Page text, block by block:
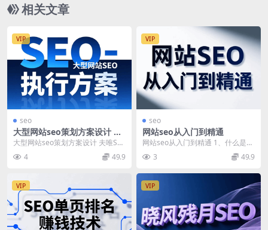
相关文章
VIP
seo
大型网站seo策划方案设计 夫
唯SEO
大型网站seo策划方案设计 夫唯SE
O 课时1-1：通过效果导向来真正达
到效果....
4 49.9
VIP
seo
网站seo从入门到精通
网站seo从入门到精通 1、什么是网
站SEO.wmv 2、利用seo赚钱原理
分析...
3 49.9
VIP VIP